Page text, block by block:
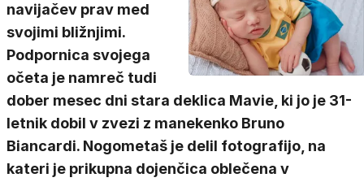
navijačev prav med
svojimi bližnjimi.
Podpornica svojega
očeta je namreč tudi
dober mesec dni stara deklica Mavie, ki jo je 31-
letnik dobil v zvezi z manekenko Bruno
Biancardi. Nogometaš je delil fotografijo, na
kateri je prikupna dojenčica oblečena v